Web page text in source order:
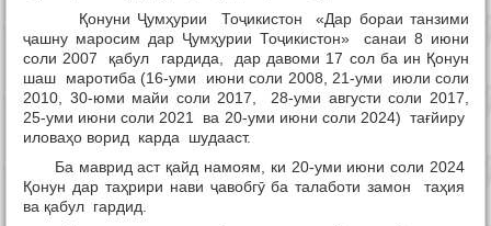
Қонуни Ҷумҳурии Тоҷикистон «Дар бораи танзими
ҷашну маросим дар Ҷумҳурии Тоҷикистон» санаи 8 июни
соли 2007 қабул гардида, дар давоми 17 сол ба ин Қонун
шаш маротиба (16-уми июни соли 2008, 21-уми июли соли
2010, 30-юми майи соли 2017, 28-уми августи соли 2017,
25-уми июни соли 2021 ва 20-уми июни соли 2024) тағйиру
иловаҳо ворид карда шудааст.
Ба маврид аст қайд намоям, ки 20-уми июни соли 2024
Қонун дар таҳрири нави ҷавобгӯ ба талаботи замон таҳия
ва қабул гардид.